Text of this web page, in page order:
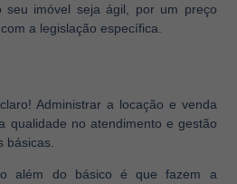
imóvel seja ágil, por um preço
a legislação específica.
Administrar a locação e venda
qualidade no atendimento e gestão
básicas.
além do básico é que fazem a